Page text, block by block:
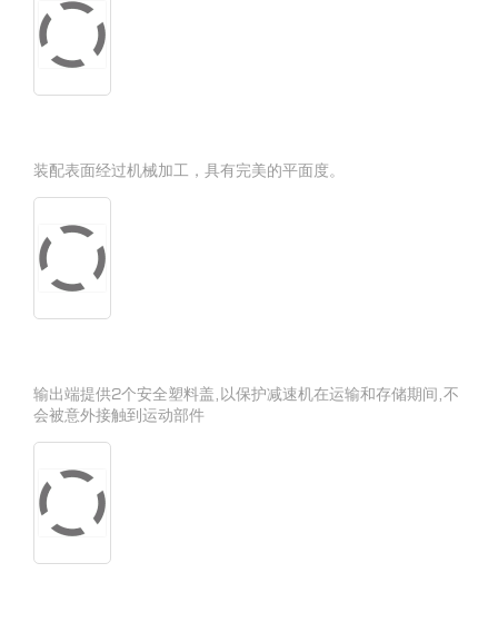
装配表面经过机械加工，具有完美的平面度。
输出端提供2个安全塑料盖,以保护减速机在运输和存储期间,不
会被意外接触到运动部件